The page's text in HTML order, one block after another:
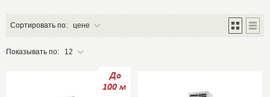
Сортировать по: цене
Показывать по: 12